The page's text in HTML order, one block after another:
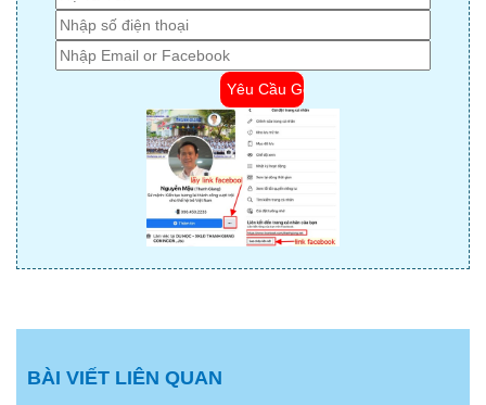
BÀI VIẾT LIÊN QUAN